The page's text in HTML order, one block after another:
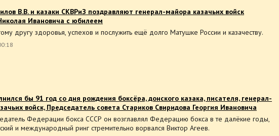
В.В. и казаки СКВРиЗ поздравляют генерал-майора казачьих войск
Ивановича с юбилеем
другу здоровья, успехов и послужить ещё долго Матушке России и казачеству.
бы 91 год со дня рождения боксёра, донского казака, писателя, генерал-
войск, Председатель совета Стариков Свиридова Георгия Ивановича
Федерации бокса СССР он возглавлял Федерацию бокса в те далёкие годы,
и международный ринг стремительно ворвался Виктор Агеев.